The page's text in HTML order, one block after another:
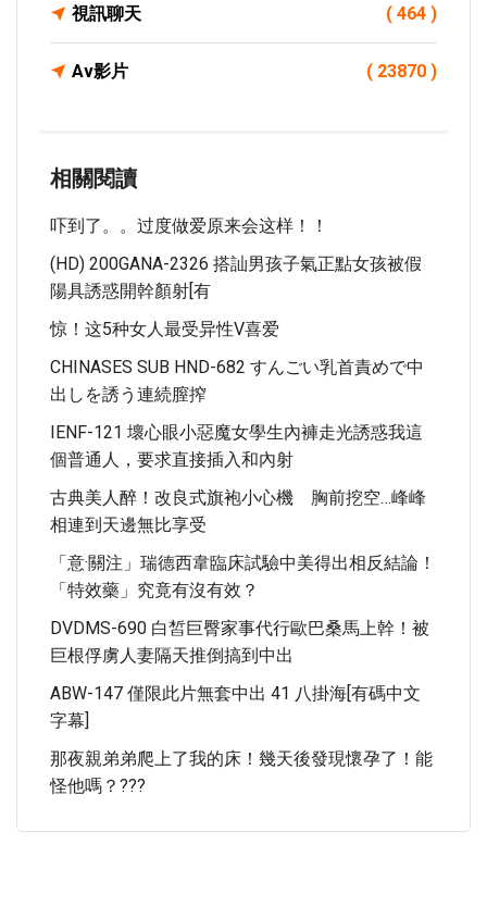
視訊聊天 ( 464 )
Av影片 ( 23870 )
相關閱讀
吓到了。。过度做爱原来会这样！！
(HD) 200GANA-2326 搭訕男孩子氣正點女孩被假
陽具誘惑開幹顏射[有
惊！这5种女人最受异性v喜爱
CHINASES SUB HND-682 すんごい乳首責めで中
出しを誘う連続膣搾
IENF-121 壞心眼小惡魔女學生內褲走光誘惑我這
個普通人，要求直接插入和內射
古典美人醉！改良式旗袍小心機 胸前挖空…峰峰
相連到天邊無比享受
「意·關注」瑞德西韋臨床試驗中美得出相反結論！
「特效藥」究竟有沒有效？
DVDMS-690 白皙巨臀家事代行歐巴桑馬上幹！被
巨根俘虜人妻隔天推倒搞到中出
ABW-147 僅限此片無套中出 41 八掛海[有碼中文
字幕]
那夜親弟弟爬上了我的床！幾天後發現懷孕了！能
怪他嗎？???